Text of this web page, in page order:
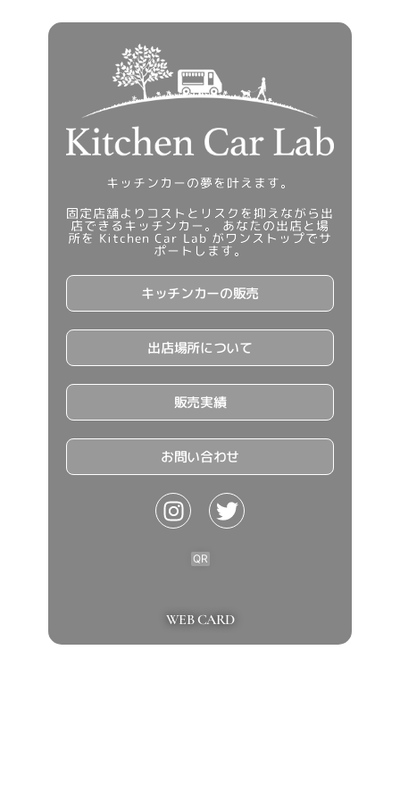
キッチンカーの夢を叶えます。
固定店舗よりコストとリスクを抑えながら出
店できるキッチンカー。 あなたの出店と場
所を Kitchen Car Lab がワンストップでサ
ポートします。
キッチンカーの販売
出店場所について
販売実績
お問い合わせ
QR
WEB CARD